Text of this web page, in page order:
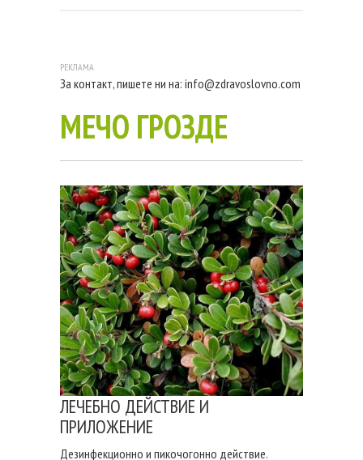
За контакт, пишете ни на: info@zdravoslovno.com
МЕЧО ГРОЗДЕ
ЛЕЧЕБНО ДЕЙСТВИЕ И
ПРИЛОЖЕНИЕ
Дезинфекционно и пикочогонно действие.